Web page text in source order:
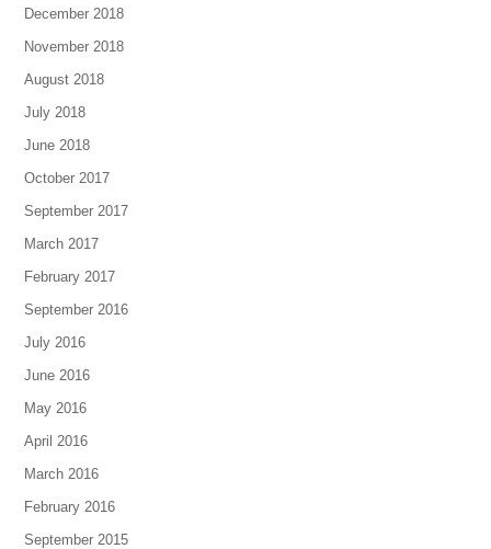
December 2018
November 2018
August 2018
July 2018
June 2018
October 2017
September 2017
March 2017
February 2017
September 2016
July 2016
June 2016
May 2016
April 2016
March 2016
February 2016
September 2015